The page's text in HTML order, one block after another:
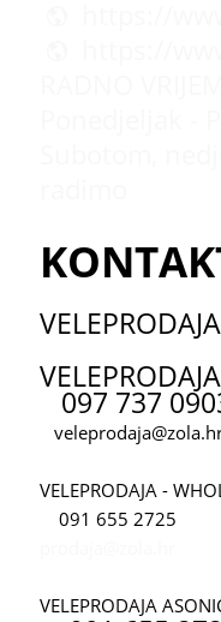
VELEPRODAJA
097 737
VELEPRODAJA -
091 655 2725
VELEPRODAJA